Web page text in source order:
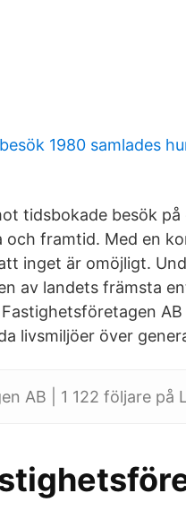
1980 samlades
tidsbokade besök
framtid. Med en
inget är omöjligt.
av landets främsta
livsmiljöer över
AB | 1 122 följare på